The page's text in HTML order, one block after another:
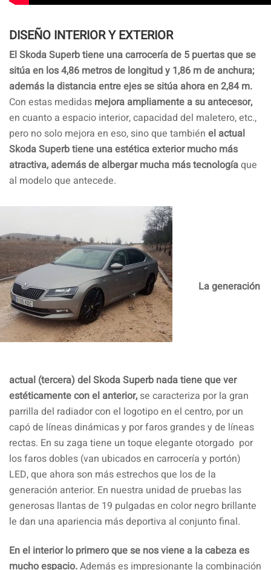
DISEÑO INTERIOR Y EXTERIOR
El Skoda Superb tiene una carrocería de 5 puertas que se
sitúa en los 4,86 metros de longitud y 1,86 m de anchura;
además la distancia entre ejes se sitúa ahora en 2,84 m.
Con estas medidas mejora ampliamente a su antecesor,
en cuanto a espacio interior, capacidad del maletero, etc.,
pero no solo mejora en eso, sino que también el actual
Skoda Superb tiene una estética exterior mucho más
atractiva, además de albergar mucha más tecnologíaque
al modelo que antecede.
La generación
actual (tercera) del Skoda Superb nada tiene que ver
estéticamente con el anterior, se caracteriza por la gran
parrilla del radiador con el logotipo en el centro, por un
capó de líneas dinámicas y por faros grandes y de líneas
rectas. En su zaga tiene un toque elegante otorgado por
los faros dobles (van ubicados en carrocería y portón)
LED, que ahora son más estrechos que los de la
generación anterior. En nuestra unidad de pruebas las
generosas llantas de 19 pulgadas en color negro brillante
le dan una apariencia más deportiva al conjunto final.
En el interior lo primero que se nos viene a la cabeza es
mucho espacio.Además es impresionante la combinación